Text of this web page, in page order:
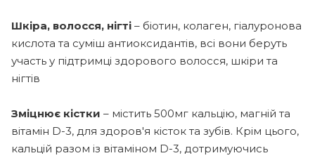
Шкіра, волосся, нігті – біотин, колаген, гіалуронова
кислота та суміш антиоксидантів, всі вони беруть
участь у підтримці здорового волосся, шкіри та
нігтів
Зміцнює кістки – містить 500мг кальцію, магній та
вітамін D-3, для здоров'я кісток та зубів. Крім цього,
кальцій разом із вітаміном D-3, дотримуючись